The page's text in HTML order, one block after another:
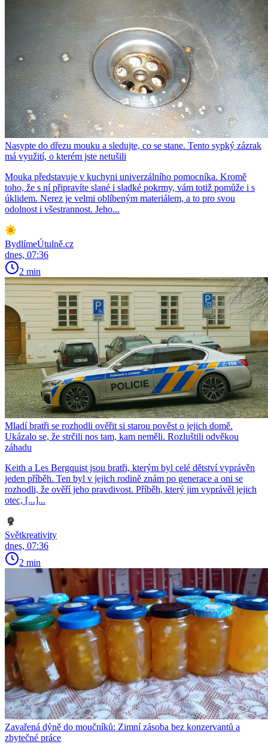
Nasypte do dřezu mouku a sledujte, co se stane. Tento sypký zázrak
má využití, o kterém jste netušili
Mouka představuje v kuchyni univerzálního pomocníka. Kromě
toho, že s ní připravíte slané i sladké pokrmy, vám totiž pomůže i s
úklidem. Nerez je velmi oblíbeným materiálem, a to pro svou
odolnost i všestrannost. Jeho...
BydlímeÚtulně.cz
dnes, 07:36
2 min
Mladí bratři se rozhodli ověřit si starou pověst o jejich domě.
Ukázalo se, že strčili nos tam, kam neměli. Rozluštili odvěkou
záhadu
Keith a Les Bergquist jsou bratři, kterým byl celé dětství vyprávěn
jeden příběh. Ten byl v jejich rodině znám po generace a oni se
rozhodli, že ověří jeho pravdivost. Příběh, který jim vyprávěl jejich
otec, [...]...
Světkreativity
dnes, 07:36
2 min
Zavařená dýně do moučníků: Zimní zásoba bez konzervantů a
zbytečné práce